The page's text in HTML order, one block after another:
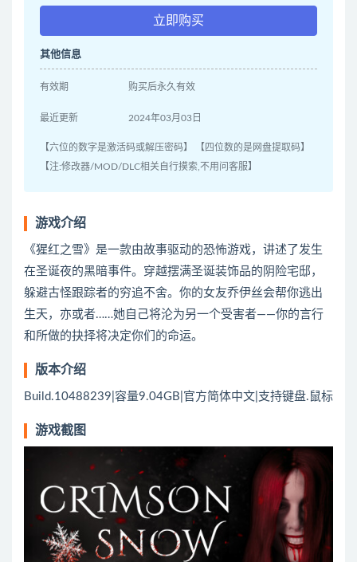
立即购买
其他信息
有效期 购买后永久有效
最近更新 2024年03月03日
【六位的数字是激活码或解压密码】 【四位数的是网盘提取码】
【注:修改器/MOD/DLC相关自行摸索,不用问客服】
游戏介绍
《猩红之雪》是一款由故事驱动的恐怖游戏，讲述了发生
在圣诞夜的黑暗事件。穿越摆满圣诞装饰品的阴险宅邸，
躲避古怪跟踪者的穷追不舍。你的女友乔伊丝会帮你逃出
生天，亦或者……她自己将沦为另一个受害者——你的言行
和所做的抉择将决定你们的命运。
版本介绍
Build.10488239|容量9.04GB|官方简体中文|支持键盘.鼠标
游戏截图